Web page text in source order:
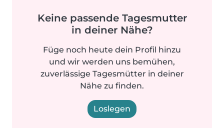
Keine passende Tagesmutter
in deiner Nähe?
Füge noch heute dein Profil hinzu
und wir werden uns bemühen,
zuverlässige Tagesmütter in deiner
Nähe zu finden.
Loslegen